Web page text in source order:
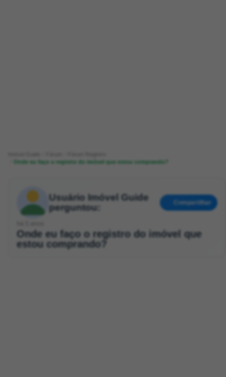
Onde eu faço o registro do imóvel que estou comprando?
Usuário Imóvel Guide
perguntou:
Compartilhar
Onde eu faço o registro do imóvel que
estou comprando?